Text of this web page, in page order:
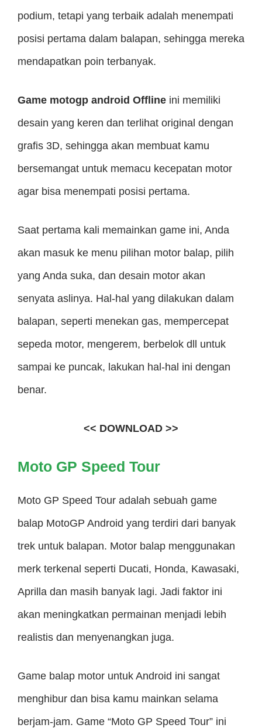
podium, tetapi yang terbaik adalah menempati
posisi pertama dalam balapan, sehingga mereka
mendapatkan poin terbanyak.
Game motogp android Offline ini memiliki
desain yang keren dan terlihat original dengan
grafis 3D, sehingga akan membuat kamu
bersemangat untuk memacu kecepatan motor
agar bisa menempati posisi pertama.
Saat pertama kali memainkan game ini, Anda
akan masuk ke menu pilihan motor balap, pilih
yang Anda suka, dan desain motor akan
senyata aslinya. Hal-hal yang dilakukan dalam
balapan, seperti menekan gas, mempercepat
sepeda motor, mengerem, berbelok dll untuk
sampai ke puncak, lakukan hal-hal ini dengan
benar.
<< DOWNLOAD >>
Moto GP Speed Tour
Moto GP Speed ​​Tour adalah sebuah game
balap MotoGP Android yang terdiri dari banyak
trek untuk balapan. Motor balap menggunakan
merk terkenal seperti Ducati, Honda, Kawasaki,
Aprilla dan masih banyak lagi. Jadi faktor ini
akan meningkatkan permainan menjadi lebih
realistis dan menyenangkan juga.
Game balap motor untuk Android ini sangat
menghibur dan bisa kamu mainkan selama
berjam-jam. Game “Moto GP Speed ​​Tour” ini